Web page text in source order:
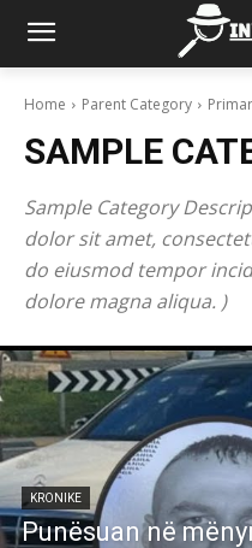
Home Parent Category
SAMPLE
Sample Category
dolor sit amet,
do eiusmod tempor
dolore magna aliqua. )
KRONIKE
Punësuan në